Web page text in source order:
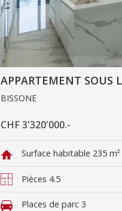
APPARTEMENT SOUS
BISSONE
CHF 3'320'000.-
Surface habitable 235 m²
Pièces 4.5
Places de parc 3